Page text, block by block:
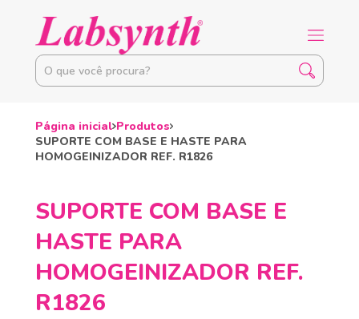
Página inicial Produtos
SUPORTE COM BASE E HASTE PARA
HOMOGEINIZADOR REF. R1826
SUPORTE COM BASE E
HASTE PARA
HOMOGEINIZADOR REF.
R1826